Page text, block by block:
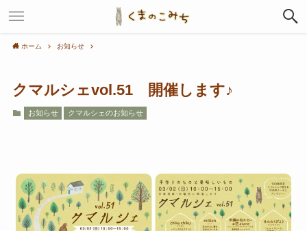
ホーム お知らせ
クマルシェvol.51 開催します♪
お知らせ クマルシェのお知らせ